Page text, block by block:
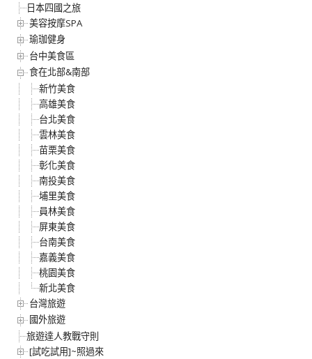
日本四國之旅
美容按摩SPA
瑜珈健身
台中美食區
食在北部&南部
新竹美食
高雄美食
台北美食
雲林美食
苗栗美食
彰化美食
南投美食
埔里美食
員林美食
屏東美食
台南美食
嘉義美食
桃園美食
新北美食
台灣旅遊
國外旅遊
旅遊達人教戰守則
[試吃試用]~照過來